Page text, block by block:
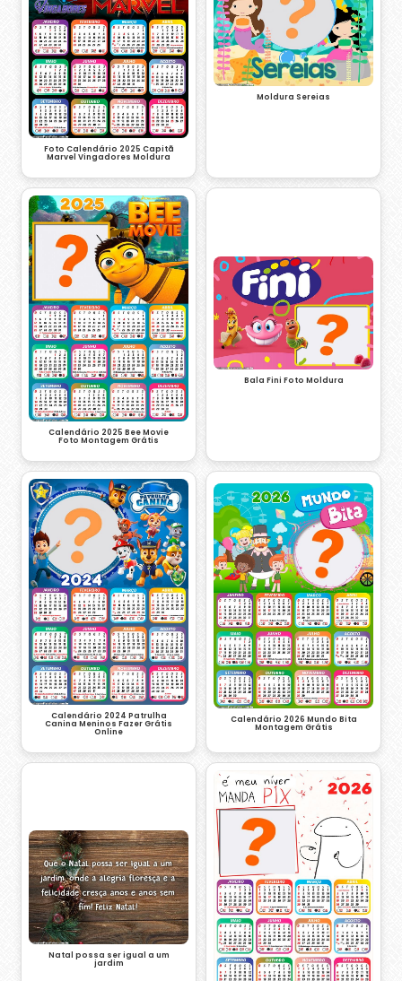
Foto Calendário 2025 Capitã
Marvel Vingadores Moldura
Moldura Sereias
Calendário 2025 Bee Movie
Foto Montagem Grátis
Bala Fini Foto Moldura
Calendário 2024 Patrulha
Canina Meninos Fazer Grátis
Online
Calendário 2026 Mundo Bita
Montagem Grátis
Natal possa ser igual a um
jardim